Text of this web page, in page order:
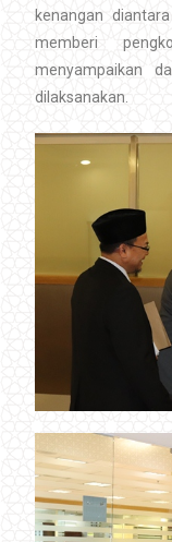
kenangan
memberi
menyampaikan
dilaksanakan.